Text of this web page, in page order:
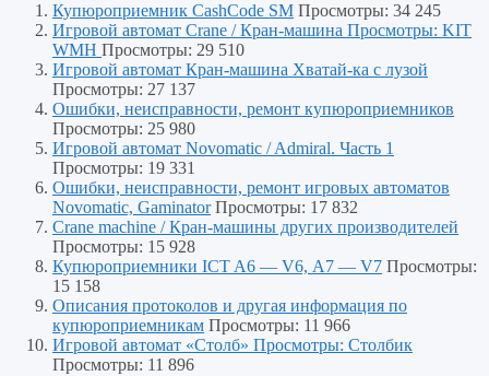
Купюроприемник CashCode SM Просмотры: 34 245
Игровой автомат Crane / Кран-машина Просмотры: KIT
WMH Просмотры: 29 510
Игровой автомат Кран-машина Хватай-ка с лузой
Просмотры: 27 137
Ошибки, неисправности, ремонт купюроприемников
Просмотры: 25 980
Игровой автомат Novomatic / Admiral. Часть 1
Просмотры: 19 331
Ошибки, неисправности, ремонт игровых автоматов
Novomatic, Gaminator Просмотры: 17 832
Crane machine / Кран-машины других производителей
Просмотры: 15 928
Купюроприемники ICT A6 — V6, А7 — V7 Просмотры:
15 158
Описания протоколов и другая информация по
купюроприемникам Просмотры: 11 966
Игровой автомат «Столб» Просмотры: Столбик
Просмотры: 11 896